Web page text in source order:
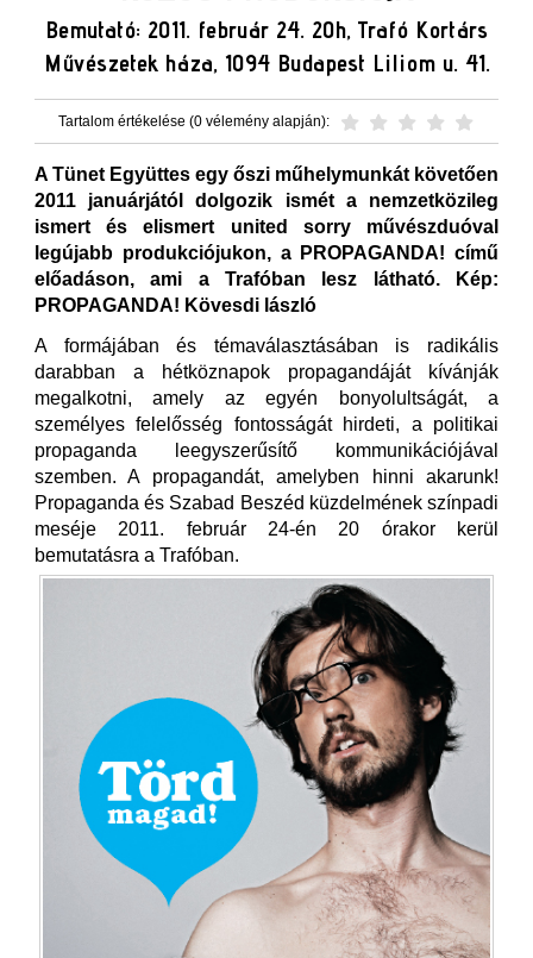
Bemutató: 2011. február 24. 20h, Trafó Kortárs
Művészetek háza, 1094 Budapest Liliom u. 41.
Tartalom értékelése (0 vélemény alapján):
A Tünet Együttes egy őszi műhelymunkát követően
2011 januárjától dolgozik ismét a nemzetközileg
ismert és elismert united sorry művészduóval
legújabb produkciójukon, a PROPAGANDA! című
előadáson, ami a Trafóban lesz látható. Kép:
PROPAGANDA! Kövesdi lászló
A formájában és témaválasztásában is radikális
darabban a hétköznapok propagandáját kívánják
megalkotni, amely az egyén bonyolultságát, a
személyes felelősség fontosságát hirdeti, a politikai
propaganda leegyszerűsítő kommunikációjával
szemben. A propagandát, amelyben hinni akarunk!
Propaganda és Szabad Beszéd küzdelmének színpadi
meséje 2011. február 24-én 20 órakor kerül
bemutatásra a Trafóban.